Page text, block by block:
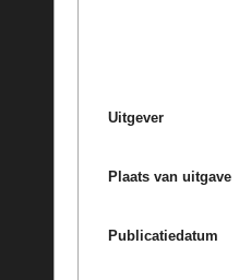
Uitgever
Plaats van uitgave
Publicatiedatum